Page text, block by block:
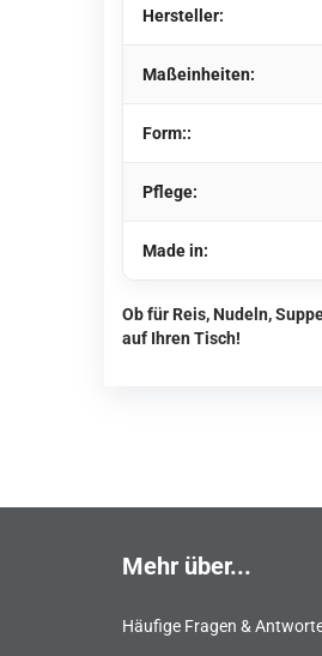
Hersteller:
Maßeinheiten:
Form::
Pflege:
Made in:
Ob für Reis, Nudeln,
auf Ihren Tisch!
Mehr über...
Häufige Fragen &